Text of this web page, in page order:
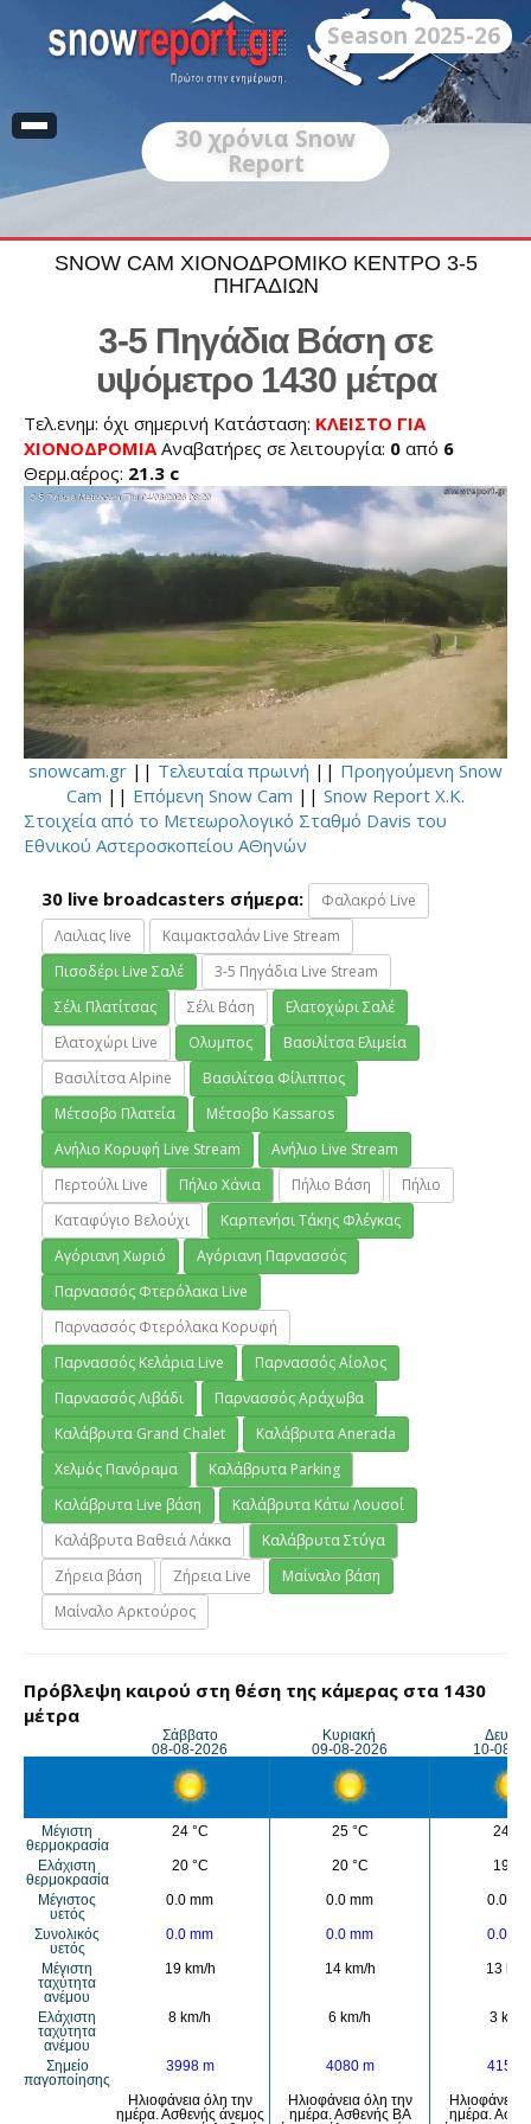
Season 2025-26
30 χρόνια Snow
Report
SNOW CAM ΧΙΟΝΟΔΡΟΜΙΚΟ ΚΕΝΤΡΟ 3-5
ΠΗΓΑΔΙΩΝ
3-5 Πηγάδια Βάση σε
υψόμετρο 1430 μέτρα
Τελ.ενημ: όχι σημερινή Κατάσταση: ΚΛΕΙΣΤΟ ΓΙΑ
ΧΙΟΝΟΔΡΟΜΙΑ Αναβατήρες σε λειτουργία: 0 από 6
Θερμ.αέρος: 21.3 c
snowcam.gr || Τελευταία πρωινή || Προηγούμενη Snow
Cam || Επόμενη Snow Cam || Snow Report Χ.Κ.
Στοιχεία από το Μετεωρολογικό Σταθμό Davis του
Εθνικού Αστεροσκοπείου ΑΘηνών
30 live broadcasters σήμερα:
Φαλακρό Live
Λαιλιας live
Καιμακτσαλάν Live Stream
Πισοδέρι Live Σαλέ
3-5 Πηγάδια Live Stream
Σέλι Πλατίτσας
Σέλι Βάση
Ελατοχώρι Σαλέ
Ελατοχώρι Live
Ολυμπος
Βασιλίτσα Ελιμεία
Βασιλίτσα Alpine
Βασιλίτσα Φίλιππος
Μέτσοβο Πλατεία
Μέτσοβο Kassaros
Ανήλιο Κορυφή Live Stream
Ανήλιο Live Stream
Περτούλι Live
Πήλιο Χάνια Πήλιο Βάση
Πήλιο
Καταφύγιο Βελούχι
Καρπενήσι Τάκης Φλέγκας
Αγόριανη Χωριό
Αγόριανη Παρνασσός
Παρνασσός Φτερόλακα Live
Παρνασσός Φτερόλακα Κορυφή
Παρνασσός Κελάρια Live
Παρνασσός Αίολος
Παρνασσός Λιβάδι
Παρνασσός Αράχωβα
Καλάβρυτα Grand Chalet
Καλάβρυτα Anerada
Χελμός Πανόραμα
Καλάβρυτα Parking
Καλάβρυτα Live βάση
Καλάβρυτα Κάτω Λουσοί
Καλάβρυτα Βαθειά Λάκκα
Καλάβρυτα Στύγα
Ζήρεια βάση
Ζήρεια Live
Μαίναλο βάση
Μαίναλο Αρκτούρος
Πρόβλεψη καιρού στη θέση της κάμερας στα 1430
μέτρα